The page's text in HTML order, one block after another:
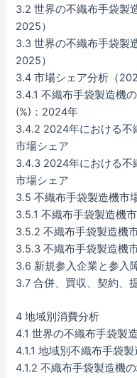
3.2 世界の不織布手袋製
2025）
3.3 世界の不織布手袋製
2025）
3.4 市場シェア分析（
3.4.1 不織布手袋製造機
(%)：2024年
3.4.2 2024年における不
市場シェア
3.4.3 2024年における不
市場シェア
3.5 不織布手袋製造機市
3.5.1 不織布手袋製造機
3.5.2 不織布手袋製造機
3.5.3 不織布手袋製造機
3.6 新規参入企業と参入
3.7 合併、買収、契約、
4 地域別消費分析
4.1 世界の不織布手袋製
4.1.1 地域別不織布手袋
4.1.2 不織布手袋製造機